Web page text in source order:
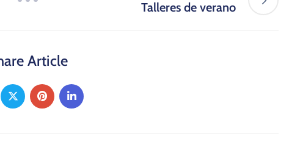
Talleres de verano
Article